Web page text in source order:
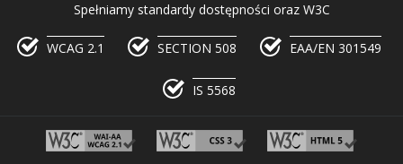
Spełniamy standardy dostępności oraz W3C
WCAG 2.1 SECTION 508 EAA/EN 301549
IS 5568